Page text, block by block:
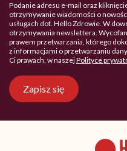
Podanie adresu e-mail oraz
otrzymywanie wiadomości o
usługach dot. Hello Zdrowie. W
otrzymywania newslettera.
prawem przetwarzania, którego
z informacjami o przetwarzaniu
Ci prawach, w naszejPolityce
Zapisz się